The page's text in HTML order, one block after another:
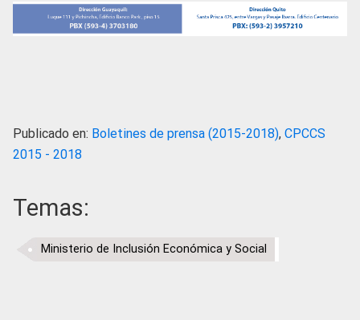
Publicado en: Boletines de prensa (2015-2018), CPCCS
2015 - 2018
Temas:
Ministerio de Inclusión Económica y Social